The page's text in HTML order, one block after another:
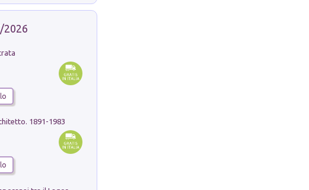
2026
1891-1983